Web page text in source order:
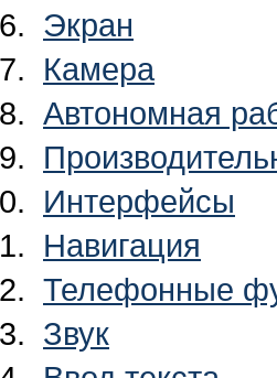
Экран
Камера
Автономная
Интерфейсы
Навигация
Телефонные
Звук